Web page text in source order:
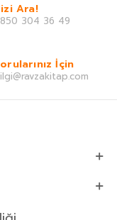
Ara!
304 36 49
İçin